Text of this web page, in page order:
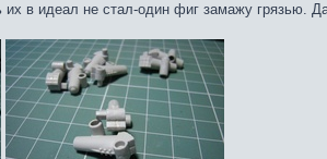
в идеал не стал-один фиг замажу грязью.